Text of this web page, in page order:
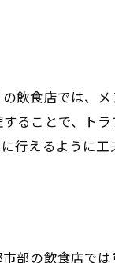
飲食店では、
ることで、ト
行えるように
の飲食店では